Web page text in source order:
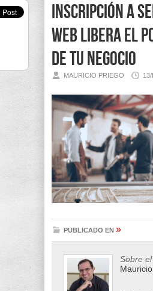
Inscripción a
Web Libera el
de tu Negocio
MAURICIO PRIEGO
PUBLICADO EN »
Sobre